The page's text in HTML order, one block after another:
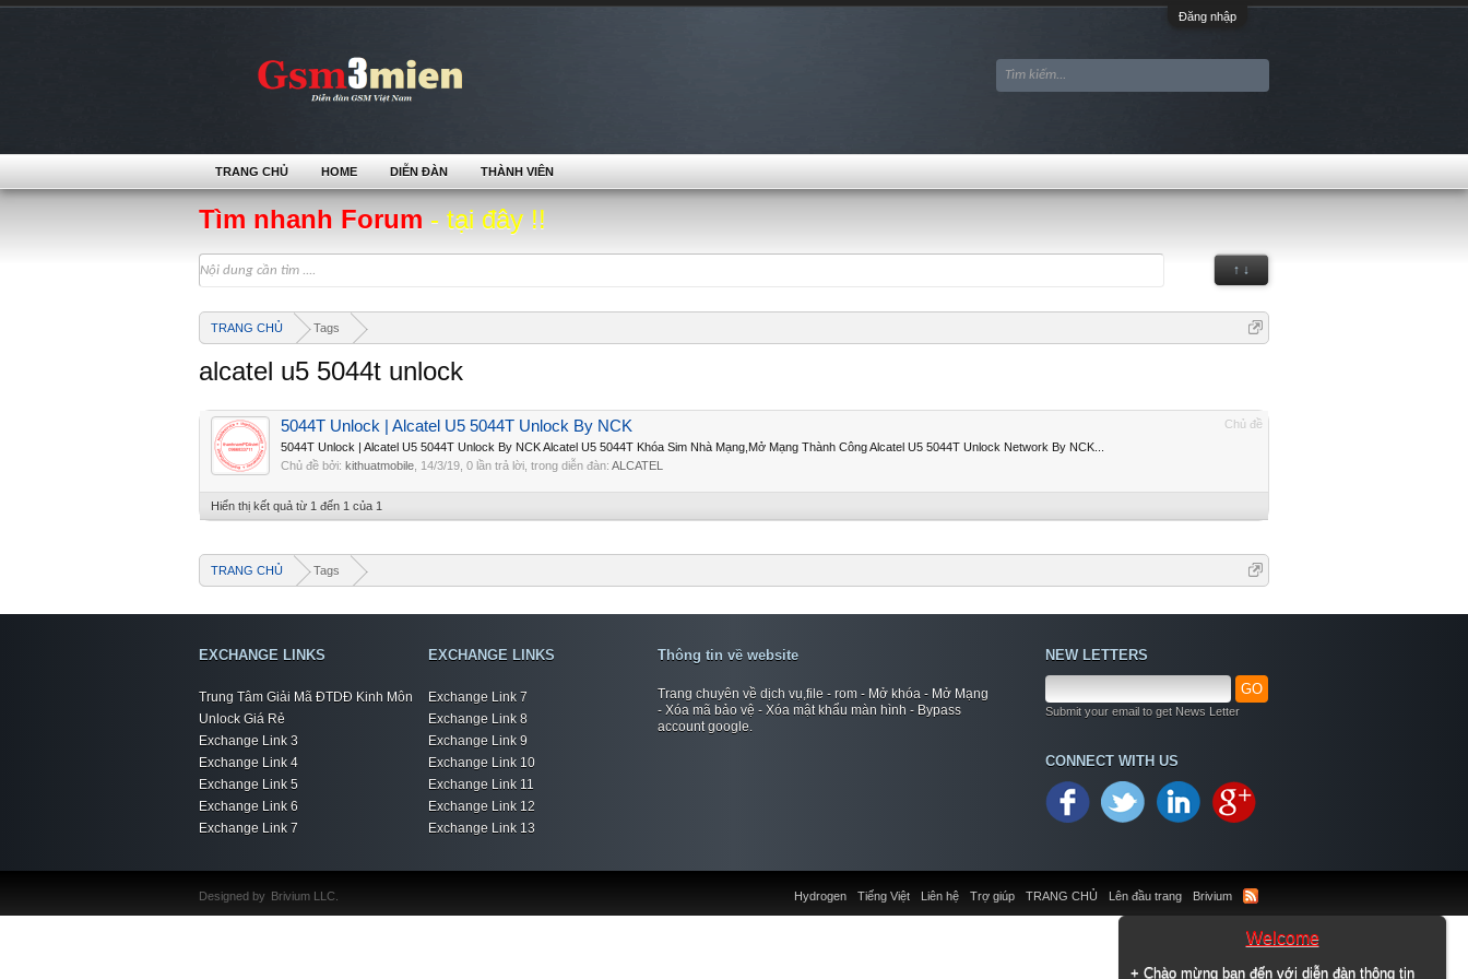
Đăng nhập
Tìm nhanh Forum - tại đây !!
↑ ↓
TRANG CHỦ Tags
Welcome
+ Chào mừng bạn đến với diễn đàn thông tin
alcatel u5 5044t unlock
Chủ đề
5044T Unlock | Alcatel U5 5044T Unlock By NCK
5044T Unlock | Alcatel U5 5044T Unlock By NCK Alcatel U5 5044T Khóa Sim Nhà Mạng,Mở Mạng Thành Công Alcatel U5 5044T Unlock Network By NCK...
Chủ đề bởi: kithuatmobile 14/3/19 , 0 lần trả lời, trong diễn đàn: ALCATEL
Hiển thị kết quả từ 1 đến 1 của 1
TRANG CHỦ Tags
TRANG CHỦ HOME DIỄN ĐÀN THÀNH VIÊN
EXCHANGE LINKS
Trung Tâm Giải Mã ĐTDĐ Kinh Môn
Unlock Giá Rẻ
Exchange Link 3
Exchange Link 4
Exchange Link 5
Exchange Link 6
Exchange Link 7
EXCHANGE LINKS
Exchange Link 7
Exchange Link 8
Exchange Link 9
Exchange Link 10
Exchange Link 11
Exchange Link 12
Exchange Link 13
Thông tin về website
Trang chuyên về dịch vụ,file - rom - Mở khóa - Mở Mạng
- Xóa mã bảo vệ - Xóa mật khẩu màn hình - Bypass
account google.
NEW LETTERS
GO
Submit your email to get News Letter
CONNECT WITH US
Liên hệ Trợ giúp TRANG CHỦ Lên đầu trang Brivium
Hydrogen Tiếng Việt
Designed by Brivium LLC.